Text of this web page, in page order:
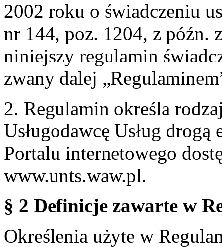
2002 roku o świadczeniu
nr 144, poz. 1204, z późn.
niniejszy regulamin
zwany dalej
2. Regulamin określa
Usługodawcę Usług
Portalu internetowego
www.unts.waw.pl.
§ 2 Definicje zawarte w
Określenia użyte w